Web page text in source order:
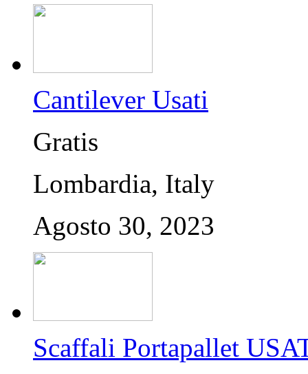
Cantilever Usati
Gratis
Lombardia, Italy
Agosto 30, 2023
Scaffali Portapallet